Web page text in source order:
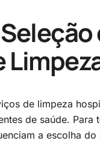
de limpeza
de saúde.
a escolha